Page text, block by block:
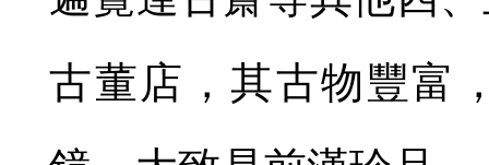
古董店，其古物豐富